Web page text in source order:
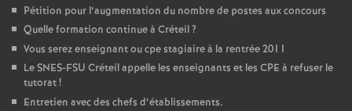
Pétition pour l’augmentation du nombre de postes aux concours
Quelle formation continue à Créteil?
Vous serez enseignant ou cpe stagiaire à la rentrée 2011
LeSNES-FSU Créteil appelle les enseignants et les CPE à refuser le
tutorat!
Entretien avec des chefs d’établissements.